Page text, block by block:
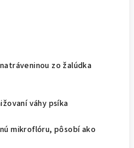
zo žalúdka
váhy psíka
mikroflóru, pôsobí ako